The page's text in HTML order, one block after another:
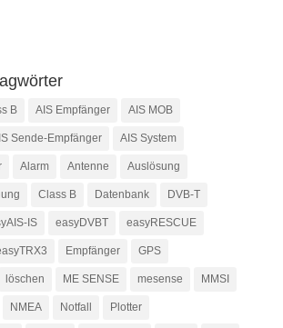
B AIS Empfänger AIS MOB
Sende-Empfänger AIS System
Alarm Antenne Auslösung
Class B Datenbank DVB-T
IS easyDVBT easyRESCUE
Empfänger GPS
löschen ME SENSE mesense MMSI
NMEA Notfall Plotter